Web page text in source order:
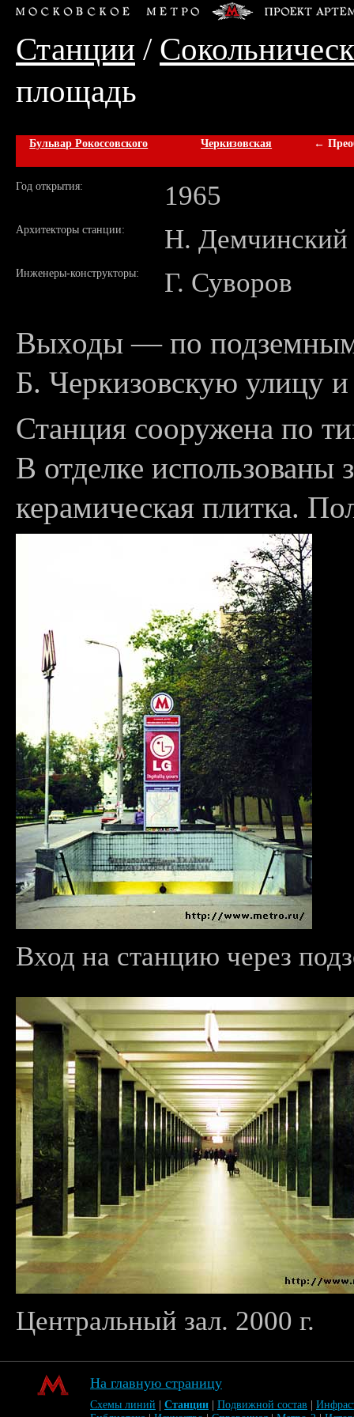
Станции /
площадь
Бульвар Рокоссовского Черкизовская ←
Год открытия: 1965
Архитекторы станции: Н. Демчинский
Инженеры-конструкторы: Г. Суворов
Выходы — по подземным
Б. Черкизовскую улицу
Станция сооружена по
В отделке использованы
керамическая плитка.
Вход на станцию через
Центральный зал. 2000 г.
На главную страницу
Схемы линий Станции Подвижной состав